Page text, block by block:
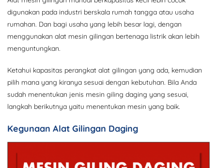
digunakan pada industri berskala rumah tangga atau usaha
rumahan. Dan bagi usaha yang lebih besar lagi, dengan
menggunakan alat mesin gilingan bertenaga listrik akan lebih
menguntungkan.
Ketahui kapasitas perangkat alat gilingan yang ada, kemudian
pilih mana yang kiranya sesuai dengan kebutuhan. Bila Anda
sudah menentukan jenis mesin giling daging yang sesuai,
langkah berikutnya yaitu menentukan mesin yang baik.
Kegunaan Alat Gilingan Daging